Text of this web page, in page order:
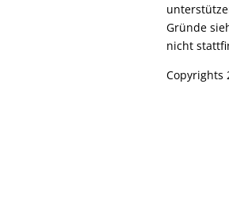
Gründe
nicht
Copyrights